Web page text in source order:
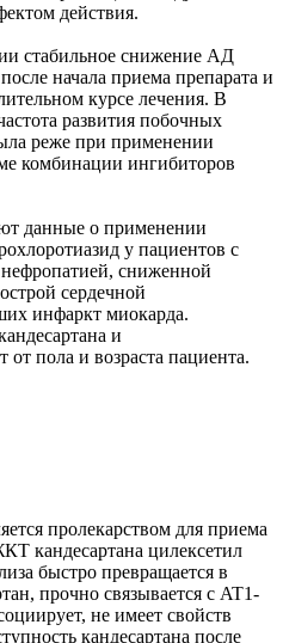
действия.
стабильное снижение АД
начала приема препарата и
курсе лечения. В
развития побочных
реже при применении
комбинации ингибиторов
данные о применении
у пациентов с
сниженной
сердечной
инфаркт миокарда.
и
от пола и возраста пациента.
пролекарством для приема
кандесартана цилексетил
быстро превращается в
прочно связывается с AT1-
не имеет свойств
кандесартана после